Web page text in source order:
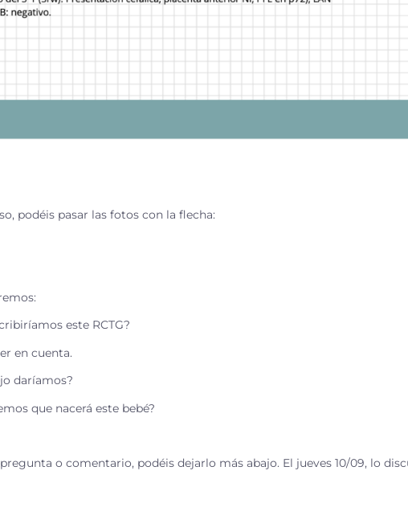
podéis pasar las fotos con la flecha:
este RCTG?
en cuenta.
daríamos?
que nacerá este bebé?
o comentario, podéis dejarlo más abajo. El jueves 10/09, lo